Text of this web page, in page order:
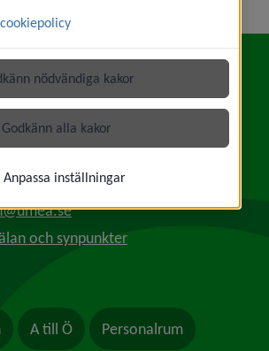
Länk till annan webbplats, öppnas i nytt
och synpunkter
A till Ö Personalrum
nödvändiga kakor
Godkänn alla kakor
Anpassa inställningar